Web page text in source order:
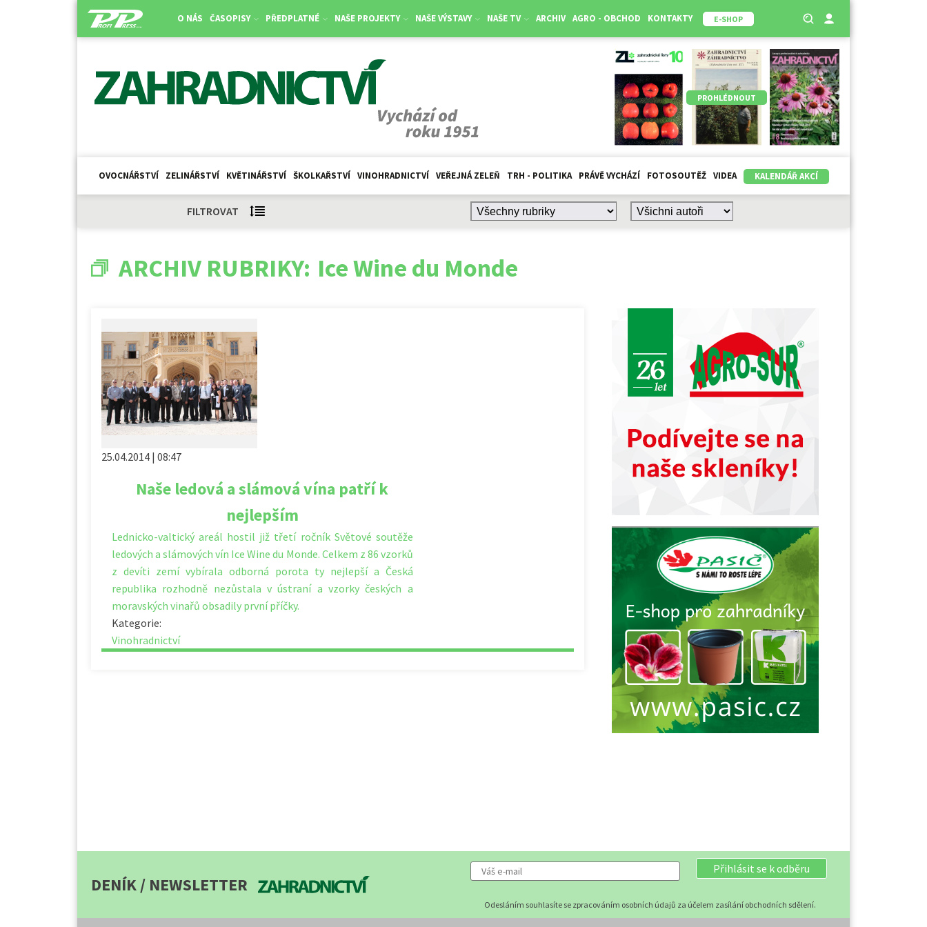
O NÁS ČASOPISY PŘEDPLATNÉ NAŠE PROJEKTY NAŠE VÝSTAVY NAŠE TV ARCHIV AGRO - OBCHOD KONTAKTY E-SHOP
PROHLÉDNOUT
OVOCNÁŘSTVÍ ZELINÁŘSTVÍ KVĚTINÁŘSTVÍ ŠKOLKAŘSTVÍ VINOHRADNICTVÍ VEŘEJNÁ ZELEŇ TRH - POLITIKA PRÁVĚ VYCHÁZÍ FOTOSOUTĚŽ VIDEA KALENDÁŘ AKCÍ
FILTROVAT
ARCHIV RUBRIKY: Ice Wine du Monde
25.04.2014 | 08:47
Naše ledová a slámová vína patří k
nejlepším
Lednicko-valtický areál hostil již třetí ročník Světové soutěže
ledových a slámových vín Ice Wine du Monde. Celkem z 86 vzorků
z devíti zemí vybírala odborná porota ty nejlepší a Česká
republika rozhodně nezůstala v ústraní a vzorky českých a
moravských vinařů obsadily první příčky.
Kategorie:
Vinohradnictví
DENÍK / NEWSLETTER
Přihlásit se k odběru
Odesláním souhlasíte se zpracováním osobních údajů za účelem zasílání obchodních sdělení.